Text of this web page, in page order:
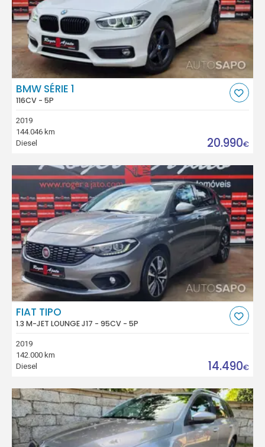
BMW SÉRIE 1
116CV - 5P
2019
144.046 km
Diesel
20.990€
FIAT TIPO
1.3 M-JET LOUNGE J17 - 95CV - 5P
2019
142.000 km
Diesel
14.490€